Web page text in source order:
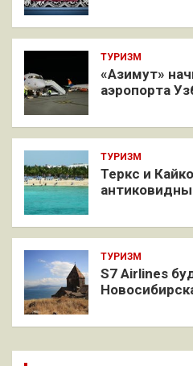
ТУРИЗМ
«Азимут»
аэропорта
ТУРИЗМ
Теркс и
ТУРИЗМ
S7 Airlines